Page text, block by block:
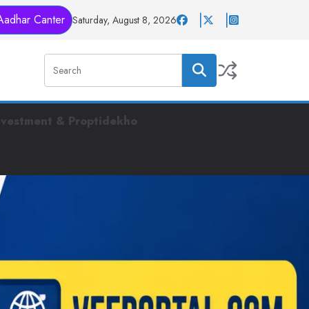
Canter Saturday, August 8, 2026
& Proptidekho